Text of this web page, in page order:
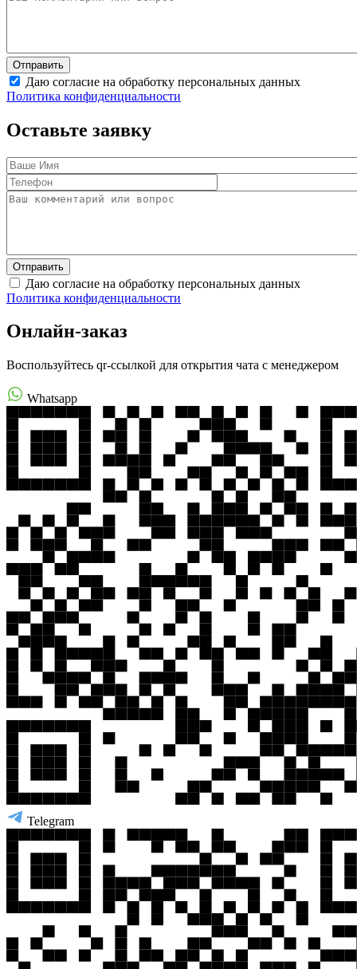
Даю согласие на обработку персональных данных
Политика конфиденциальности
Оставьте заявку
Даю согласие на обработку персональных данных
Политика конфиденциальности
Онлайн-заказ
Воспользуйтесь qr-ссылкой для открытия чата с менеджером
Whatsapp
Telegram